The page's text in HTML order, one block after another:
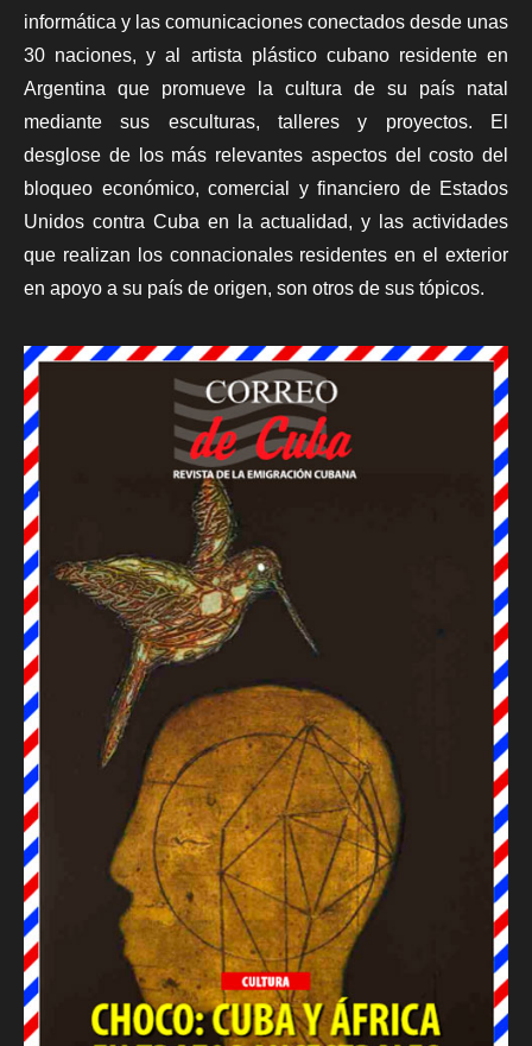
informática y las comunicaciones conectados desde unas
30 naciones, y al artista plástico cubano residente en
Argentina que promueve la cultura de su país natal
mediante sus esculturas, talleres y proyectos. El
desglose de los más relevantes aspectos del costo del
bloqueo económico, comercial y financiero de Estados
Unidos contra Cuba en la actualidad, y las actividades
que realizan los connacionales residentes en el exterior
en apoyo a su país de origen, son otros de sus tópicos.